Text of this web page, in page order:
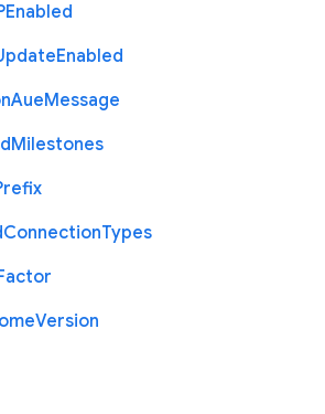
Enabled
Enabled
AueMessage
Milestones
ConnectionTypes
Version